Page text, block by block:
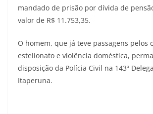
mandado de prisão por dívida de
valor de R$ 11.753,35.
O homem, que já teve passagens pelos
estelionato e violência doméstica,
disposição da Polícia Civil na 143ª
Itaperuna.